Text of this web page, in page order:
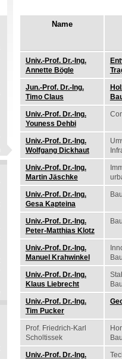
Name
Univ.-Prof. Dr.-Ing.
Annette Bögle
Jun.-Prof. Dr.-Ing.
Timo Claus
Univ.-Prof. Dr.-Ing.
Youness Dehbi
Univ.-Prof. Dr.-Ing.
Wolfgang Dickhaut
Univ.-Prof. Dr.-Ing.
Martin Jäschke
Univ.-Prof. Dr.-Ing.
Gesa Kapteina
Univ.-Prof. Dr.-Ing.
Peter-Matthias Klotz
Univ.-Prof. Dr.-Ing.
Manuel Krahwinkel
Univ.-Prof. Dr.-Ing.
Klaus Liebrecht
Univ.-Prof. Dr.-Ing.
Tim Pucker
Prof. Friedrich-Karl
Scholtissek
Univ.-Prof. Dr.-Ing.